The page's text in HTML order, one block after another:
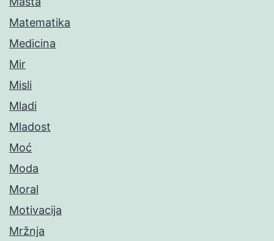
Matematika
Medicina
Mir
Misli
Mladi
Mladost
Moć
Moda
Moral
Motivacija
Mržnja